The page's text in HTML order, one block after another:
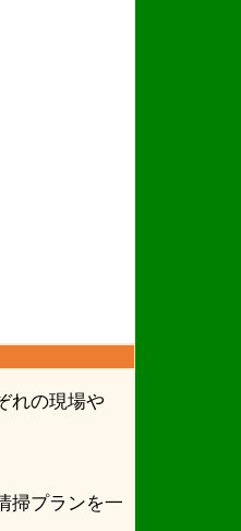
れの現場や
掃プランを一